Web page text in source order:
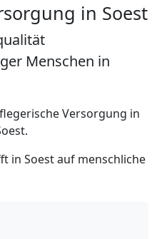
in Soest
Menschen in
Versorgung in
in Soest auf menschliche